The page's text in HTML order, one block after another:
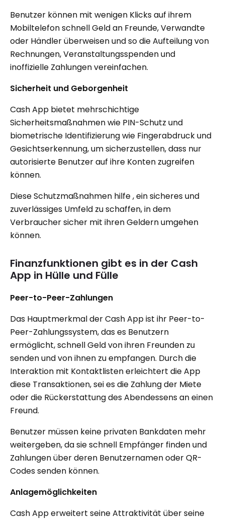
Benutzer können mit wenigen Klicks auf ihrem
Mobiltelefon schnell Geld an Freunde, Verwandte
oder Händler überweisen und so die Aufteilung von
Rechnungen, Veranstaltungsspenden und
inoffizielle Zahlungen vereinfachen.
Sicherheit und Geborgenheit
Cash App bietet mehrschichtige
Sicherheitsmaßnahmen wie PIN-Schutz und
biometrische Identifizierung wie Fingerabdruck und
Gesichtserkennung, um sicherzustellen, dass nur
autorisierte Benutzer auf ihre Konten zugreifen
können.
Diese Schutzmaßnahmen hilfe , ein sicheres und
zuverlässiges Umfeld zu schaffen, in dem
Verbraucher sicher mit ihren Geldern umgehen
können.
Finanzfunktionen gibt es in der Cash
App in Hülle und Fülle
Peer-to-Peer-Zahlungen
Das Hauptmerkmal der Cash App ist ihr Peer-to-
Peer-Zahlungssystem, das es Benutzern
ermöglicht, schnell Geld von ihren Freunden zu
senden und von ihnen zu empfangen. Durch die
Interaktion mit Kontaktlisten erleichtert die App
diese Transaktionen, sei es die Zahlung der Miete
oder die Rückerstattung des Abendessens an einen
Freund.
Benutzer müssen keine privaten Bankdaten mehr
weitergeben, da sie schnell Empfänger finden und
Zahlungen über deren Benutzernamen oder QR-
Codes senden können.
Anlagemöglichkeiten
Cash App erweitert seine Attraktivität über seine